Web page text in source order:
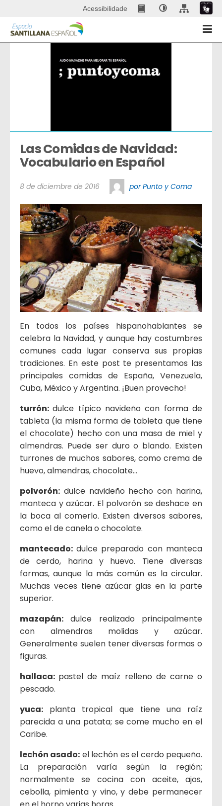
Acessibilidade
Las Comidas de Navidad:
Vocabulario en Español
8 de diciembre de 2016 por Punto y Coma
En todos los países hispanohablantes se
celebra la Navidad, y aunque hay costumbres
comunes cada lugar conserva sus propias
tradiciones. En este post te presentamos las
principales comidas de España, Venezuela,
Cuba, México y Argentina. ¡Buen provecho!
turrón:dulce típico navideño con forma de
tableta (la misma forma de tableta que tiene
el chocolate) hecho con una masa de miel y
almendras. Puede ser duro o blando. Existen
turrones de muchos sabores, como crema de
huevo, almendras, chocolate…
polvorón: dulce navideño hecho con harina,
manteca y azúcar. El polvorón se deshace en
la boca al comerlo. Existen diversos sabores,
como el de canela o chocolate.
mantecado: dulce preparado con manteca
de cerdo, harina y huevo. Tiene diversas
formas, aunque la más común es la circular.
Muchas veces tiene azúcar glas en la parte
superior.
mazapán: dulce realizado principalmente
con almendras molidas y azúcar.
Generalmente suelen tener diversas formas o
figuras.
hallaca: pastel de maíz relleno de carne o
pescado.
yuca: planta tropical que tiene una raíz
parecida a una patata; se come mucho en el
Caribe.
lechón asado: el lechón es el cerdo pequeño.
La preparación varía según la región;
normalmente se cocina con aceite, ajos,
cebolla, pimienta y vino, y debe permanecer